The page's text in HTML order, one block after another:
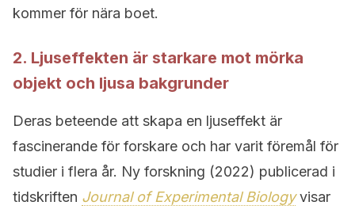
kommer för nära boet.
2. Ljuseffekten är starkare mot mörka
objekt och ljusa bakgrunder
Deras beteende att skapa en ljuseffekt är
fascinerande för forskare och har varit föremål för
studier i flera år. Ny forskning (2022) publicerad i
tidskriften Journal of Experimental Biologyvisar